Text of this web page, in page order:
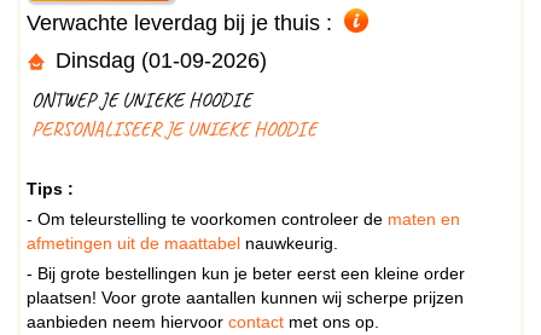
Verwachte leverdag bij je thuis :
Dinsdag (01-09-2026)
ONTWEP JE UNIEKE HOODIE
PERSONALISEER JE UNIEKE HOODIE
Tips :
- Om teleurstelling te voorkomen controleer de maten en
afmetingen uit de maattabel nauwkeurig.
- Bij grote bestellingen kun je beter eerst een kleine order
plaatsen! Voor grote aantallen kunnen wij scherpe prijzen
aanbieden neem hiervoor contact met ons op.